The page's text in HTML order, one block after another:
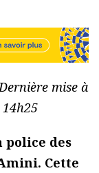
mise à
police des
Cette